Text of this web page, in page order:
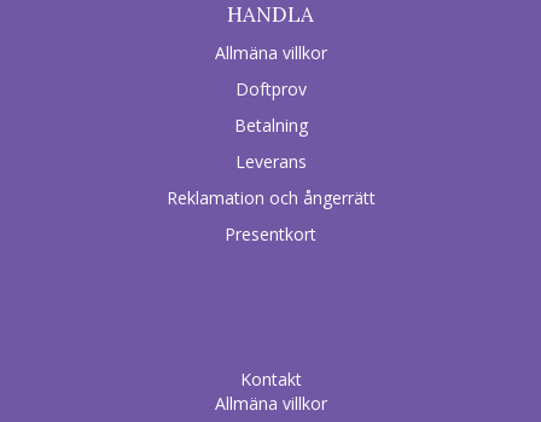
HANDLA
Allmäna villkor
Doftprov
Betalning
Leverans
Reklamation och ångerrätt
Presentkort
Kontakt
Allmäna villkor